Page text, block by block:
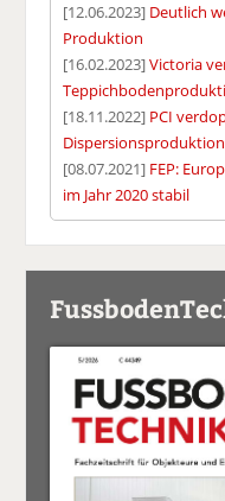
[12.06.2023] Deutlich
Produktion
[16.02.2023]Victoria
[18.11.2022] PCI
Dispersionsproduktion
[08.07.2021] FEP:
im Jahr 2020 stabil